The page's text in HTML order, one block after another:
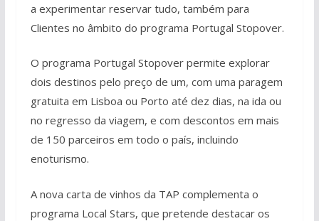
a experimentar reservar tudo, também para
Clientes no âmbito do programa Portugal Stopover.
O programa Portugal Stopover permite explorar
dois destinos pelo preço de um, com uma paragem
gratuita em Lisboa ou Porto até dez dias, na ida ou
no regresso da viagem, e com descontos em mais
de 150 parceiros em todo o país, incluindo
enoturismo.
A nova carta de vinhos da TAP complementa o
programa Local Stars, que pretende destacar os